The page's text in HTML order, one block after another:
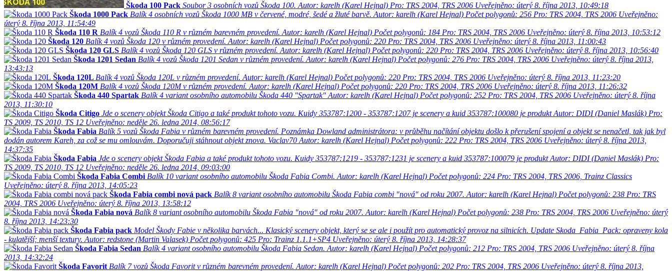
Škoda 100 Pack Soubor 3 osobních vozů Škoda 100. Autor: karelh (Karel Hejnal) Pro: TRS 2004, TRS 2006 Uveřejněno: úterý 8. října 2013, 10:49:18
Škoda 1000 Pack Balík 4 osobních vozů Škoda 1000 MB v červené, modré, šedé a žluté barvě. Autor: karelh (Karel Hejnal) Počet polygonů: 256 Pro: TRS 2004, TRS 2006 Uveřejněno:
úterý 8. října 2013, 11:54:49
Škoda 110 R Balík 4 vozů Škoda 110 R v různém barevném provedení. Autor: karelh (Karel Hejnal) Počet polygonů: 184 Pro: TRS 2004, TRS 2006 Uveřejněno: úterý 8. října 2013, 10:53:12
Škoda 120 Balík 4 vozů Škoda 120 v různém provedení. Autor: karelh (Karel Hejnal) Počet polygonů: 220 Pro: TRS 2004, TRS 2006 Uveřejněno: úterý 8. října 2013, 11:00:43
Škoda 120 GLS Balík 4 vozů Škoda 120 GLS v různém provedení. Autor: karelh (Karel Hejnal) Počet polygonů: 220 Pro: TRS 2004, TRS 2006 Uveřejněno: úterý 8. října 2013, 10:56:40
Škoda 1201 Sedan Balík 4 vozů Škoda 1201 Sedan v různém provedení. Autor: karelh (Karel Hejnal) Počet polygonů: 276 Pro: TRS 2004, TRS 2006 Uveřejněno: úterý 8. října 2013,
13:43:13
Škoda 120L Balík 4 vozů Škoda 120L v různém provedení. Autor: karelh (Karel Hejnal) Počet polygonů: 220 Pro: TRS 2004, TRS 2006 Uveřejněno: úterý 8. října 2013, 11:23:20
Škoda 120M Balík 4 vozů Škoda 120M v různém provedení. Autor: karelh (Karel Hejnal) Počet polygonů: 220 Pro: TRS 2004, TRS 2006 Uveřejněno: úterý 8. října 2013, 11:26:32
Škoda 440 Spartak Balík 4 variant osobního automobilu Škoda 440 "Spartak" Autor: karelh (Karel Hejnal) Počet polygonů: 252 Pro: TRS 2004, TRS 2006 Uveřejněno: úterý 8. října
2013, 11:30:10
Škoda Citigo Jde o scenery objekt Škoda Citigo a také produkt tohoto vozu. Kuidy 353787:1200 - 353787:1207 je scenery a kuid 353787:100080 je produkt Autor: DIDI (Daniel Maslák) Pro:
TS 2009, TS 2010, TS 12 Uveřejněno: neděle 26. ledna 2014, 08:56:17
Škoda Fabia Balík 5 vozů Škoda Fabia v různém barevném provedení. Poznámka Dowland administrátora: v průběhu načítání objektu došlo k přerušení spojení a objekt se nenačetl, tak jak byl
dodán autorem Kareh, za což se mu omlouvám. Doporučuji stáhnout objekt znova. Vaclav70 Autor: karelh (Karel Hejnal) Počet polygonů: 222 Pro: TRS 2004, TRS 2006 Uveřejněno: úterý 8. října 2013,
14:37:35
Škoda Fabia Jde o scenery objekt Škoda Fabia a také produkt tohoto vozu. Kuidy 353787:1219 - 353787:1231 je scenery a kuid 353787:100079 je produkt Autor: DIDI (Daniel Maslák) Pro:
TS 2009, TS 2010, TS 12 Uveřejněno: neděle 26. ledna 2014, 09:03:00
Škoda Fabia Combi Balík 10 variant osobního automobilu Škoda Fabia Combi. Autor: karelh (Karel Hejnal) Počet polygonů: 224 Pro: TRS 2004, TRS 2006, Trainz Classics
Uveřejněno: úterý 8. října 2013, 14:05:23
Škoda Fabia combi nová pack Balík 8 variant osobního automobilu Škoda Fabia combi "nová" od roku 2007. Autor: karelh (Karel Hejnal) Počet polygonů: 238 Pro: TRS
2004, TRS 2006 Uveřejněno: úterý 8. října 2013, 13:58:12
Škoda Fabia nová Balík 8 variant osobního automobilu Škoda Fabia "nová" od roku 2007. Autor: karelh (Karel Hejnal) Počet polygonů: 238 Pro: TRS 2004, TRS 2006 Uveřejněno: úterý
8. října 2013, 14:23:30
Škoda Fabia pack Model Škody Fabie v několika barvách... Klasický scenery objekt, který se se ale i použít pro automatický provoz na silnicích. Update Skoda_Fabia_Pack: opraveny kola
- kulatější; menší textury. Autor: redstone (Martin Valasek) Počet polygonů: 425 Pro: Trainz 1.1.1+SP4 Uveřejněno: úterý 8. října 2013, 14:28:37
Škoda Fabia Sedan Balík 4 variant osobního automobilu Škoda Fabia Sedan. Autor: karelh (Karel Hejnal) Počet polygonů: 212 Pro: TRS 2004, TRS 2006 Uveřejněno: úterý 8. října
2013, 14:32:24
Škoda Favorit Balík 7 vozů Škoda Favorit v různém barevném provedení. Autor: karelh (Karel Hejnal) Počet polygonů: 202 Pro: TRS 2004, TRS 2006 Uveřejněno: úterý 8. října 2013,